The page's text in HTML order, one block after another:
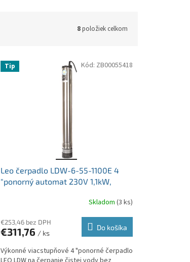
8položiek celkom
Tip
Leo čerpadlo LDW-6-55-1100E 4
"ponorný automat 230V 1,1kW,
Skladom (3 ks)
€253,46 bez DPH
€311,76 / ks
Do košíka
Výkonné viacstupňové 4 "ponorné čerpadlo
Kód: ZB00055418